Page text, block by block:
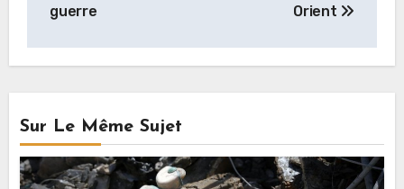
guerre
Orient
Sur Le Même Sujet